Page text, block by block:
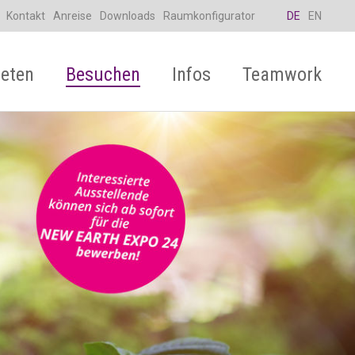
DE EN
Kontakt Anreise Downloads Raumkonfigurator
Besuchen Infos Teamwork